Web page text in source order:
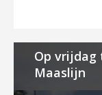
Op vrijdag
Maaslijn